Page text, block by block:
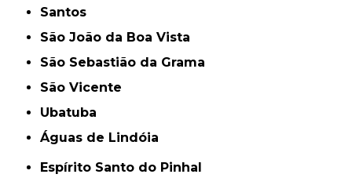
Santos
São João da Boa Vista
São Sebastião da Grama
São Vicente
Ubatuba
Águas de Lindóia
Espírito Santo do Pinhal